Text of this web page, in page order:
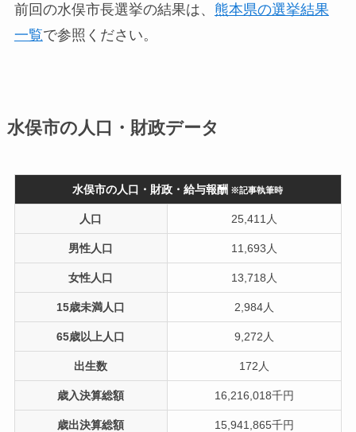
前回の水俣市長選挙の結果は、 熊本県の選挙結果
一覧で参照ください。
水俣市の人口・財政データ
水俣市の人口・財政・給与報酬 ※記事執筆時
人口 25,411人
男性人口 11,693人
女性人口 13,718人
15歳未満人口 2,984人
65歳以上人口 9,272人
出生数 172人
歳入決算総額 16,216,018千円
歳出決算総額 15,941,865千円